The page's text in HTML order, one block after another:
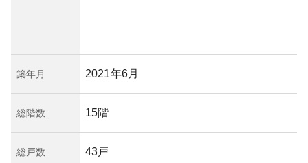
築年月 2021年6月
総階数 15階
総戸数 43戸